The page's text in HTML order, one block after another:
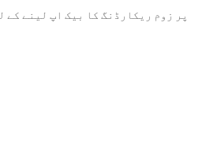
پر زوم ریکارڈنگ کا بیک اپ لینے کے